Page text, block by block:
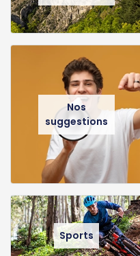
Nos
suggestions
Sports